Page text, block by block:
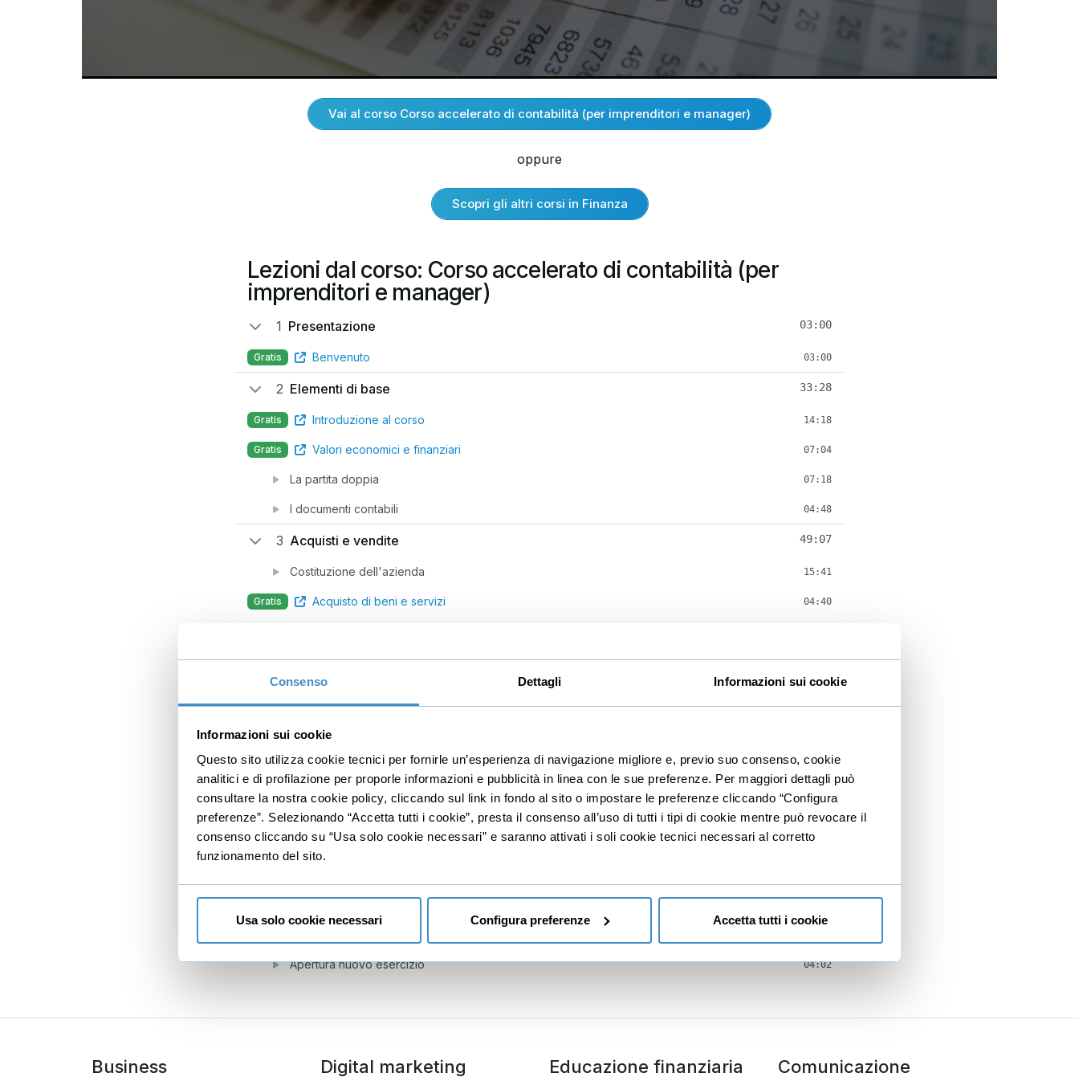
Consenso Dettagli Informazioni sui cookie
Informazioni sui cookie
Questo sito utilizza cookie tecnici per fornirle un’esperienza di navigazione migliore e, previo suo consenso, cookie
analitici e di profilazione per proporle informazioni e pubblicità in linea con le sue preferenze. Per maggiori dettagli può
consultare la nostra cookie policy, cliccando sul link in fondo al sito o impostare le preferenze cliccando “Configura
preferenze”. Selezionando “Accetta tutti i cookie”, presta il consenso all’uso di tutti i tipi di cookie mentre può revocare il
consenso cliccando su “Usa solo cookie necessari” e saranno attivati i soli cookie tecnici necessari al corretto
funzionamento del sito.
Usa solo cookie necessari Configura preferenze Accetta tutti i cookie
Vai al corso Corso accelerato di contabilità (per imprenditori e manager)
oppure
Scopri gli altri corsi in Finanza
Lezioni dal corso: Corso accelerato di contabilità (per
imprenditori e manager)
1 Presentazione 03:00
Gratis Benvenuto 03:00
2 Elementi di base 33:28
Gratis Introduzione al corso 14:18
Gratis Valori economici e finanziari 07:04
La partita doppia 07:18
I documenti contabili 04:48
3 Acquisti e vendite 49:07
Costituzione dell'azienda 15:41
Gratis Acquisto di beni e servizi 04:40
Vendite 09:21
Regolamento dei crediti
4 Operazioni di altra natura
Operazioni bancarie 05:46
Altre operazioni
5 Chiusura dell'esercizio 19:13
Apertura nuovo esercizio 04:02
Business Digital marketing Educazione finanziaria Comunicazione